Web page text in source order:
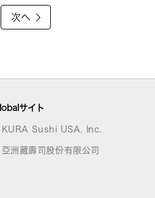
次へ
サイト
KURA Sushi USA, Inc.
亞洲藏壽司股份有限公司